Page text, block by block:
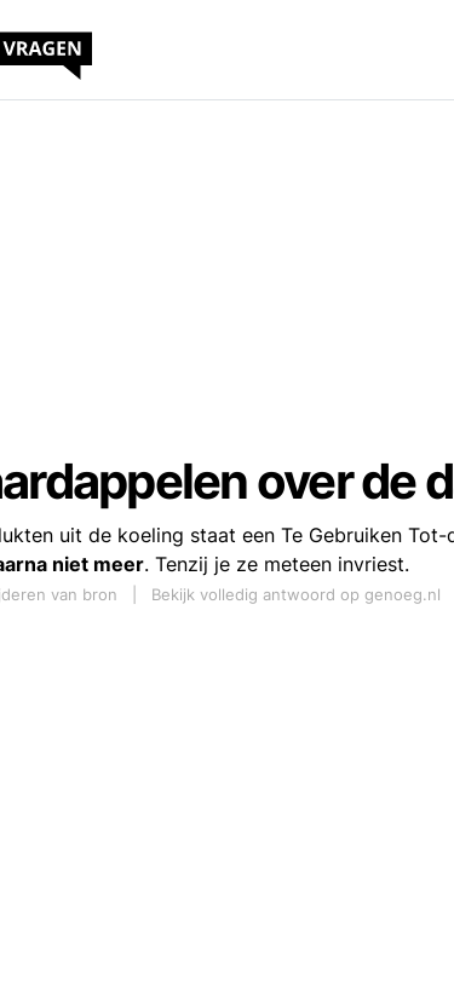
over de
uit de koeling staat een Te Gebruiken Tot-
niet meer. Tenzij je ze meteen invriest.
van bron Bekijk volledig antwoord op genoeg.nl